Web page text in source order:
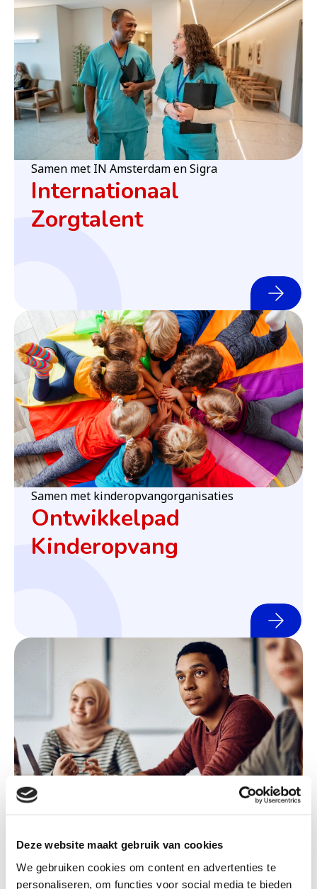
Deze website maakt gebruik van cookies
We gebruiken cookies om content en advertenties te
personaliseren, om functies voor social media te bieden
Samen met IN Amsterdam en Sigra
Internationaal
Zorgtalent
Samen met kinderopvangorganisaties
Ontwikkelpad
Kinderopvang
LLO Collectief